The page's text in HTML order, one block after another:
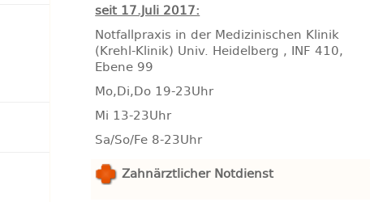
seit 17.Juli 2017:
Notfallpraxis in der Medizinischen Klinik
(Krehl-Klinik) Univ. Heidelberg , INF 410,
Ebene 99
Mo,Di,Do 19-23Uhr
Mi 13-23Uhr
Sa/So/Fe 8-23Uhr
Zahnärztlicher Notdienst